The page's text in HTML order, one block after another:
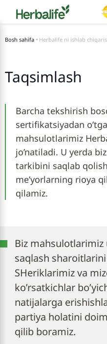
Bosh sahifa Herbalife ni ishlab
Taqsimlash
Barcha tekshirish
sertifikatsiyadan
mahsulotlarimiz
jo’natiladi. U yerda
tarkibini saqlab
me’yorlarning rioya
qilamiz.
Biz
saqlash
SHeriklarimiz va
ko’rsatkichlar
natijalarga
partiya holatini
qilib boramiz.